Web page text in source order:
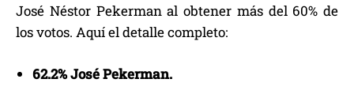
José Néstor Pekerman al obtener más del 60% de
los votos. Aquí el detalle completo:
62.2% José Pekerman.